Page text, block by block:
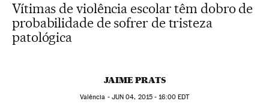
Vítimas de violência escolar têm dobro de
probabilidade de sofrer de tristeza
patológica
JAIME PRATS
Valência - JUN 04, 2015 - 16:00EDT